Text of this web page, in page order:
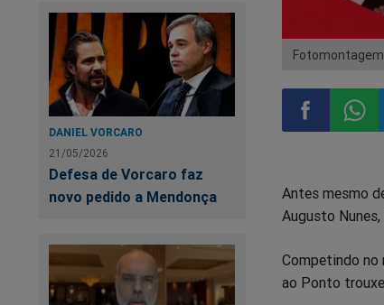
DANIEL VORCARO
21/05/2026
Defesa de Vorcaro faz
novo pedido a Mendonça
no
no
Antes mesmo
Augusto Nunes,
Competindo no
ao Ponto